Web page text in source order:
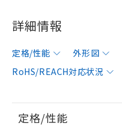
詳細情報
定格/性能 外形図
RoHS/REACH対応状況
定格/性能